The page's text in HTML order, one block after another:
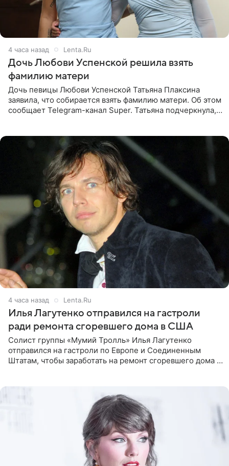
4 часа назад Lenta.Ru
Дочь Любови Успенской решила взять
фамилию матери
Дочь певицы Любови Успенской Татьяна Плаксина
заявила, что собирается взять фамилию матери. Об этом
сообщает Telegram-канал Super. Татьяна подчеркнула,
4 часа назад Lenta.Ru
Илья Лагутенко отправился на гастроли
ради ремонта сгоревшего дома в США
Солист группы «Мумий Тролль» Илья Лагутенко
отправился на гастроли по Европе и Соединенным
Штатам, чтобы заработать на ремонт сгоревшего дома в